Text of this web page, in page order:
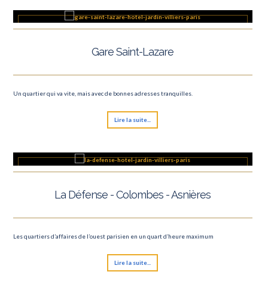
Gare Saint-Lazare
Un quartier qui va vite, mais avec de bonnes adresses tranquilles.
Lire la suite...
La Défense - Colombes - Asnières
Les quartiers d’affaires de l’ouest parisien en un quart d’heure maximum
Lire la suite...